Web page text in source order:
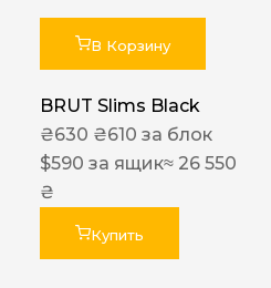
В Корзину
BRUT Slims Black
₴630 ₴610 за блок
$590 за ящик≈ 26 550
₴
Купить